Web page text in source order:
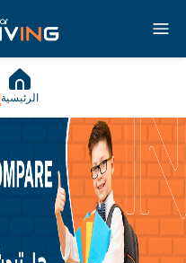
الرئيسية